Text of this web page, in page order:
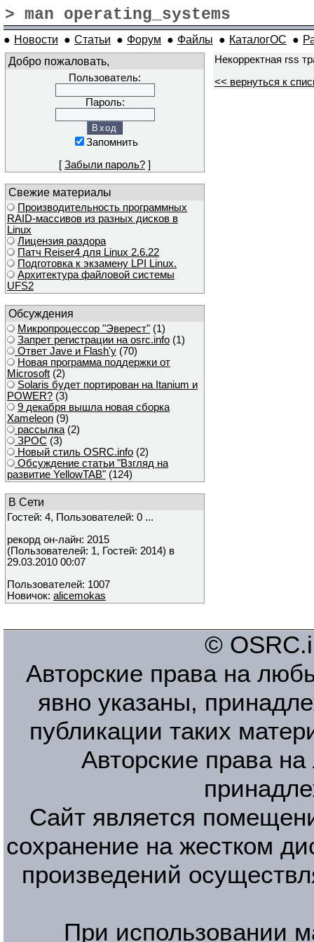
> man operating_systems
● Новости ● Статьи ● Форум ● Файлы ● КаталогОС ●
Добро пожаловать,
Пользователь:
Пароль:
Запомнить
[ Забыли пароль? ]
Свежие материалы
Производительность программных
RAID-массивов из разных дисков в
Linux
Лицензия раздора
Патч Reiser4 для Linux 2.6.22
Подготовка к экзамену LPI Linux.
Архитектура файловой системы
UFS2
Обсуждения
Микропроцессор "Эверест" (1)
Запрет регистрации на osrc.info (1)
Ответ Javе и Flash'у (70)
Новая программа поддержки от
Microsoft (2)
Solaris будет портирован на Itanium и
POWER? (3)
9 декабря вышла новая сборка
Xameleon (9)
рассылка (2)
ЗРОС (3)
Новый стиль OSRC.info (2)
Обсуждение статьи "Взгляд на
развитие YellowTAB" (124)
В Сети
Гостей: 4, Пользователей: 0 ...
рекорд он-лайн: 2015
(Пользователей: 1, Гостей: 2014) в
29.03.2010 00:07
Пользователей: 1007
Новичок: alicemokas
Некорректная rss
<< вернуться к
©
Авторские права на
явно указаны,
публикации таких
Авторские права
Сайт является
сохранение на жестком
произведений
При использовании